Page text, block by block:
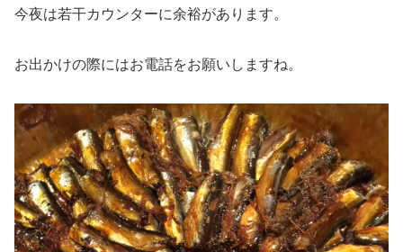
今夜は若干カウンターに余裕があります。
お出かけの際にはお電話をお願いしますね。